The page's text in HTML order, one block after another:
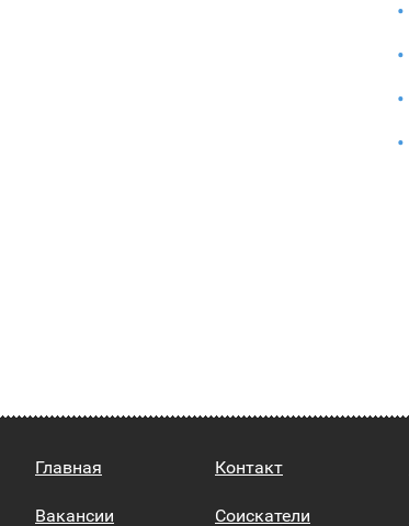
Главная
Вакансии
Контакт
Соискатели